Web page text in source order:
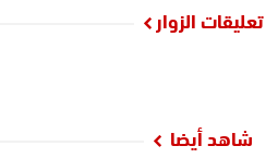
تعليقات الزوار
شاهد أيضا